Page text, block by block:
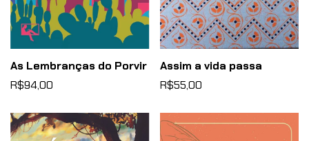
As Lembranças do Porvir
R$94,00
Assim a vida passa
R$55,00